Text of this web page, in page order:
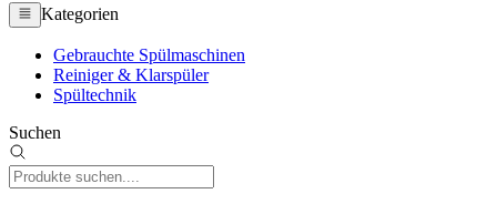
Kategorien
Gebrauchte Spülmaschinen
Reiniger & Klarspüler
Spültechnik
Suchen